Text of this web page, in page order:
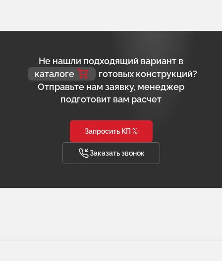
Не нашли подходящий вариант в
каталоге
готовых конструкций?
Отправьте нам заявку, менеджер
подготовит вам расчет
Запросить КП %
Заказать звонок